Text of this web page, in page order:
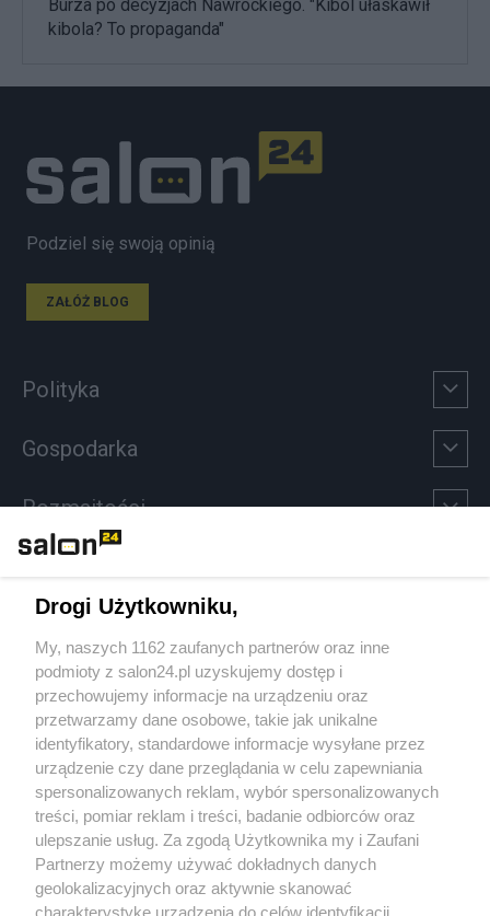
Burza po decyzjach Nawrockiego. "Kibol ułaskawił
kibola? To propaganda"
Podziel się swoją opinią
ZAŁÓŻ BLOG
Polityka
Gospodarka
Rozmaitości
Sport
Społeczeństwo
Kultura
X Facebook Instagram Youtube
Drogi Użytkowniku,
My, naszych 1162 zaufanych partnerów oraz inne
podmioty z salon24.pl uzyskujemy dostęp i
przechowujemy informacje na urządzeniu oraz
przetwarzamy dane osobowe, takie jak unikalne
identyfikatory, standardowe informacje wysyłane przez
urządzenie czy dane przeglądania w celu zapewniania
spersonalizowanych reklam, wybór spersonalizowanych
treści, pomiar reklam i treści, badanie odbiorców oraz
ulepszanie usług. Za zgodą Użytkownika my i Zaufani
Partnerzy możemy używać dokładnych danych
geolokalizacyjnych oraz aktywnie skanować
charakterystykę urządzenia do celów identyfikacji.